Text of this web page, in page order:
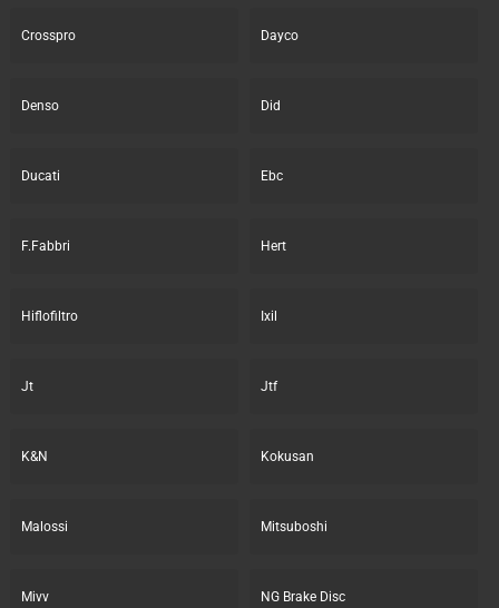
Crosspro Dayco
Denso Did
Ducati Ebc
F.Fabbri Hert
Hiflofiltro Ixil
Jt Jtf
K&N Kokusan
Malossi Mitsuboshi
Mivv NG Brake Disc